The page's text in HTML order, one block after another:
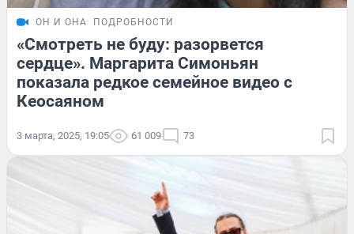
ОН И ОНА ПОДРОБНОСТИ
«Смотреть не буду: разорвется
сердце». Маргарита Симоньян
показала редкое семейное видео с
Кеосаяном
3 марта, 2025, 19:05 61 009 73